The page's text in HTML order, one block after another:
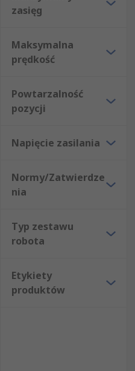
zasięg
Maksymalna
prędkość
Powtarzalność
pozycji
Napięcie zasilania
Normy/Zatwierdze
nia
Typ zestawu
robota
Etykiety
produktów